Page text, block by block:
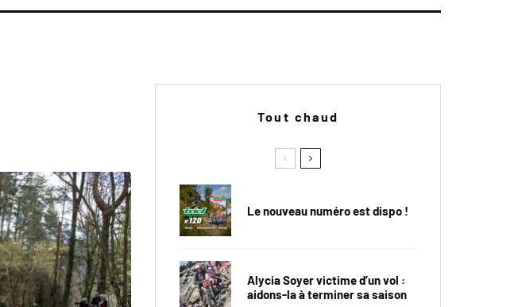
Tout chaud
Le nouveau numéro est dispo !
Alycia Soyer victime d’un vol :
aidons-la à terminer sa saison